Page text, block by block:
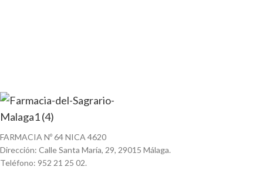
FARMACIA Nº 64 NICA 4620
Dirección: Calle Santa María, 29, 29015 Málaga.
Teléfono: 952 21 25 02.